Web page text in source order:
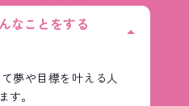
なことをする
arrow_drop_up
夢や目標を叶える人
す。